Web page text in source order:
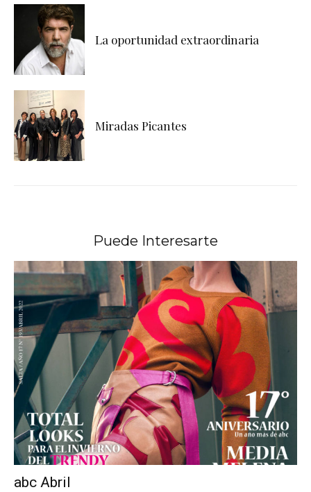
La oportunidad extraordinaria
Miradas Picantes
Puede Interesarte
abc Abril